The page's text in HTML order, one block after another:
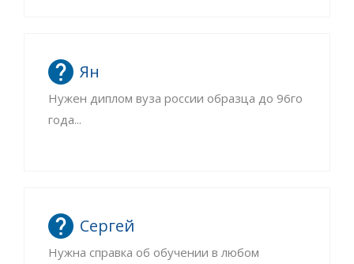
Ян
Нужен диплом вуза россии образца до 96го
года...
Сергей
Нужна справка об обучении в любом